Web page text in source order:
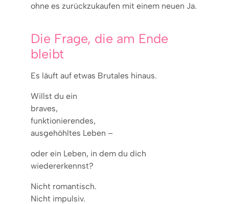
ohne es zurückzukaufen mit einem neuen Ja.
Die Frage, die am Ende
bleibt
Es läuft auf etwas Brutales hinaus.
Willst du ein
braves,
funktionierendes,
ausgehöhltes Leben –
oder ein Leben, in dem du dich
wiedererkennst?
Nicht romantisch.
Nicht impulsiv.